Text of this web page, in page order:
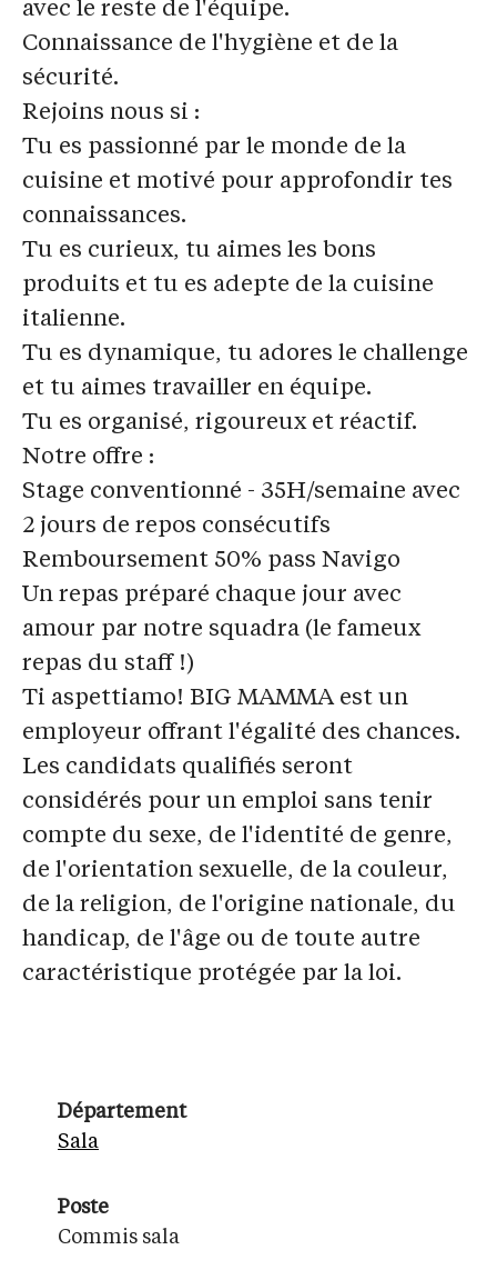
avec le reste de l'équipe.
Connaissance de l'hygiène et de la
sécurité.
Rejoins nous si :
Tu es passionné par le monde de la
cuisine et motivé pour approfondir tes
connaissances.
Tu es curieux, tu aimes les bons
produits et tu es adepte de la cuisine
italienne.
Tu es dynamique, tu adores le challenge
et tu aimes travailler en équipe.
Tu es organisé, rigoureux et réactif.
Notre offre :
Stage conventionné - 35H/semaine avec
2 jours de repos consécutifs
Remboursement 50% pass Navigo
Un repas préparé chaque jour avec
amour par notre squadra (le fameux
repas du staff !)
Ti aspettiamo! BIG MAMMA est un
employeur offrant l'égalité des chances.
Les candidats qualifiés seront
considérés pour un emploi sans tenir
compte du sexe, de l'identité de genre,
de l'orientation sexuelle, de la couleur,
de la religion, de l'origine nationale, du
handicap, de l'âge ou de toute autre
caractéristique protégée par la loi.
Département
Sala
Poste
Commis sala